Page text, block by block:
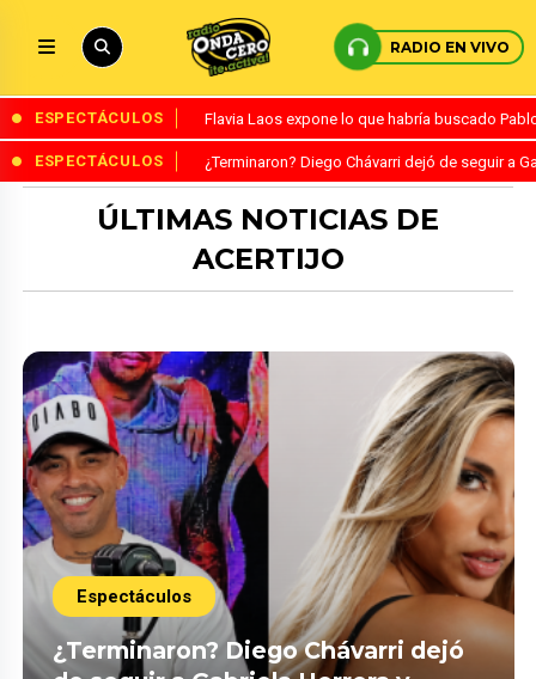
RADIO EN VIVO
ESPECTÁCULOS Flavia Laos expone lo que habría buscado
ESPECTÁCULOS ¿Terminaron? Diego Chávarri dejó de seguir a
ÚLTIMAS NOTICIAS DE
ACERTIJO
Espectáculos
¿Terminaron? Diego Chávarri dejó